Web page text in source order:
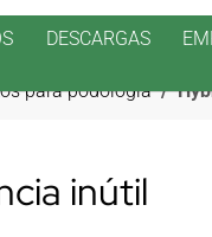
DESCARGAS
para podología
inútil